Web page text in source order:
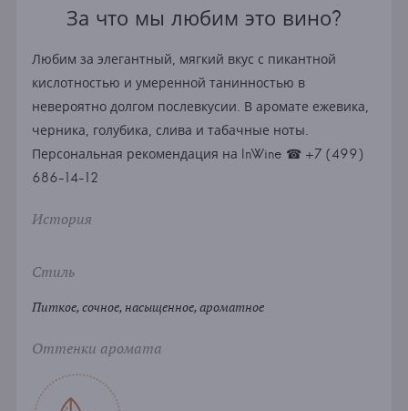
За что мы любим это вино?
Любим за элегантный, мягкий вкус с пикантной
кислотностью и умеренной танинностью в
невероятно долгом послевкусии. В аромате ежевика,
черника, голубика, слива и табачные ноты.
Персональная рекомендация на InWine ☎ +7 (499)
686-14-12
История
Стиль
Питкое, сочное, насыщенное, ароматное
Оттенки аромата